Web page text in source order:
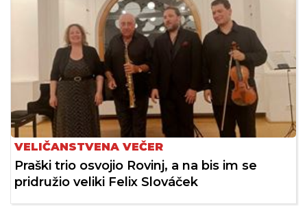
VELIČANSTVENA VEČER
Praški trio osvojio Rovinj, a na bis im se
pridružio veliki Felix Slováček